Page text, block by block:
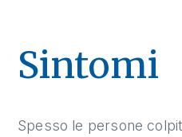
Sintomi
Spesso le persone